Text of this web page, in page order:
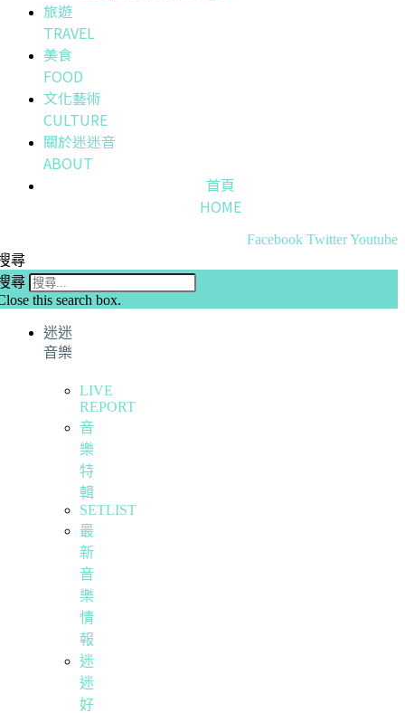
旅遊
TRAVEL
美食
FOOD
文化藝術
CULTURE
關於迷迷音
ABOUT
首頁
HOME
Facebook TwitterYoutube
尋
尋
this search box.
迷迷
音樂
LIVE
REPORT
音
樂
特
輯
SETLIST
最
新
音
樂
情
報
迷
迷
好